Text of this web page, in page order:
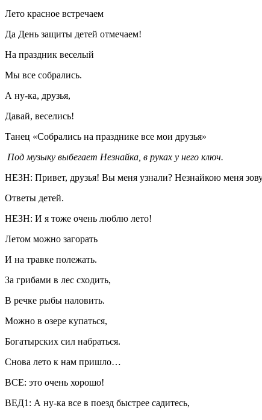
Лето красное встречаем
Да День защиты детей отмечаем!
На праздник веселый
Мы все собрались.
А ну-ка, друзья,
Давай, веселись!
Танец «Собрались на празднике все мои друзья»
Под музыку выбегает Незнайка, в руках у него ключ.
НЕЗН: Привет, друзья! Вы меня узнали? Незнайкою меня
Ответы детей.
НЕЗН: И я тоже очень люблю лето!
Летом можно загорать
И на травке полежать.
За грибами в лес сходить,
В речке рыбы наловить.
Можно в озере купаться,
Богатырских сил набраться.
Снова лето к нам пришло…
ВСЕ: это очень хорошо!
ВЕД1: А ну-ка все в поезд быстрее садитесь,